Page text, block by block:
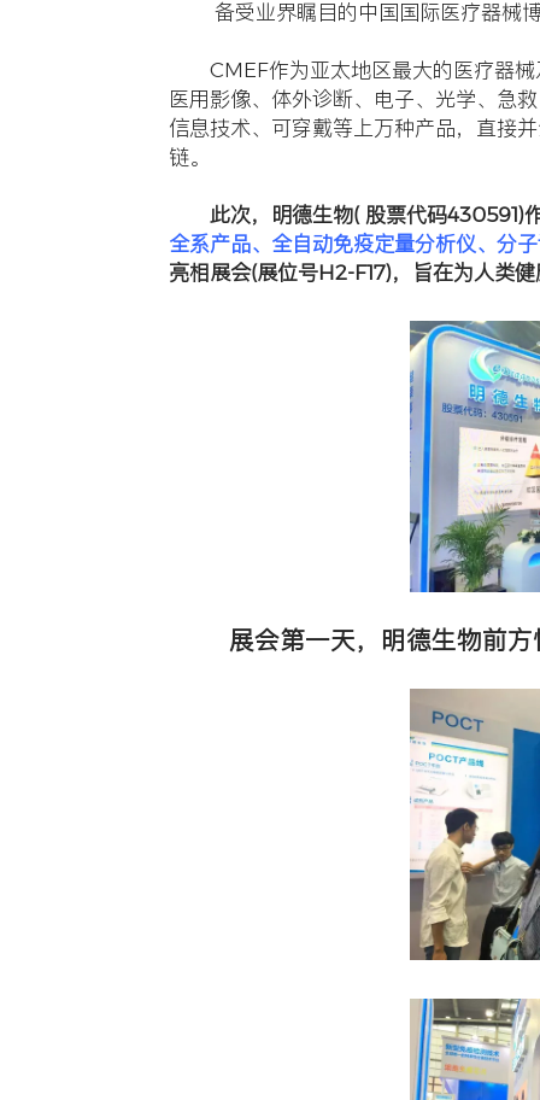
公司新闻
现场
发布时
备受
CMEF作